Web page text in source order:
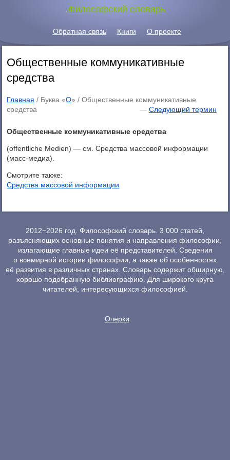
.Философский словарь
Обратная связь Книги О проекте
Общественные коммуникативные
средства
Главная / Буква «О» /Общественные коммуникативные
средства
— Следующий термин
Общественные коммуникативные средства
(offentliche Medien) — см. Средства массовой информации
(масс-медиа).
Смотрите также:
Средства массовой информации
2012−2026 год. Философский словарь. 3 000 статей,
разъясняющих основные понятия и направления философии,
излагающие главные идеи её представителей. Сведения
о всемирной истории философии, а также об особенностях
её развития в различных странах. Словарь содержит обширную,
хорошо подобранную библиографию. Для широкого круга
читателей, интересующихся философией.
Очерки